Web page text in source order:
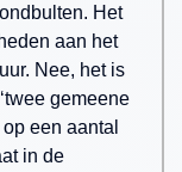
Het
aan het
Nee, het is
gemeene
een aantal
in de